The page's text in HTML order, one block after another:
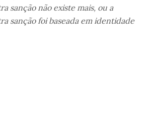
sanção não existe mais, ou a
sanção foi baseada em identidade